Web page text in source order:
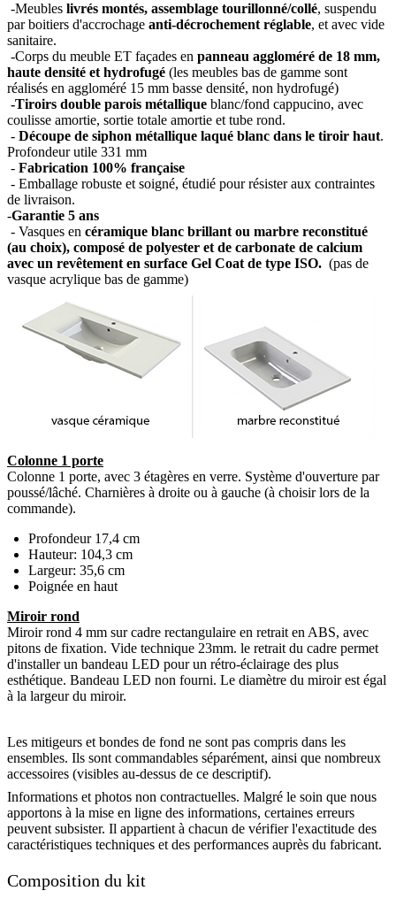
-Meubles livrés montés, assemblage tourillonné/collé, suspendu
par boitiers d'accrochage anti-décrochement réglable, et avec vide
sanitaire.
-Corps du meuble ET façades en panneau aggloméré de 18 mm,
haute densité et hydrofugé (les meubles bas de gamme sont
réalisés en aggloméré 15 mm basse densité, non hydrofugé)
-Tiroirs double parois métallique blanc/fond cappucino, avec
coulisse amortie, sortie totale amortie et tube rond.
- Découpe de siphon métallique laqué blanc dans le tiroir haut.
Profondeur utile 331 mm
- Fabrication 100% française
- Emballage robuste et soigné, étudié pour résister aux contraintes
de livraison.
-Garantie 5 ans
- Vasques en céramique blanc brillant ou marbre reconstitué
(au choix), composé de polyester et de carbonate de calcium
avec un revêtement en surface Gel Coat de type ISO. (pas de
vasque acrylique bas de gamme)
Colonne 1 porte
Colonne 1 porte, avec 3 étagères en verre. Système d'ouverture par
poussé/lâché. Charnières à droite ou à gauche (à choisir lors de la
commande).
Profondeur 17,4 cm
Hauteur: 104,3 cm
Largeur: 35,6 cm
Poignée en haut
Miroir rond
Miroir rond 4 mm sur cadre rectangulaire en retrait en ABS, avec
pitons de fixation. Vide technique 23mm. le retrait du cadre permet
d'installer un bandeau LED pour un rétro-éclairage des plus
esthétique. Bandeau LED non fourni. Le diamètre du miroir est égal
à la largeur du miroir.
Les mitigeurs et bondes de fond ne sont pas compris dans les
ensembles. Ils sont commandables séparément, ainsi que nombreux
accessoires (visibles au-dessus de ce descriptif).
Informations et photos non contractuelles. Malgré le soin que nous
apportons à la mise en ligne des informations, certaines erreurs
peuvent subsister. Il appartient à chacun de vérifier l'exactitude des
caractéristiques techniques et des performances auprès du fabricant.
Composition du kit